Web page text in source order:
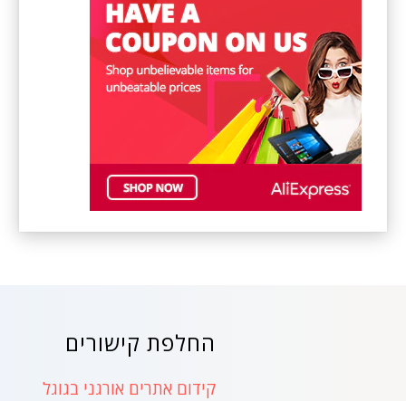
החלפת קישורים
קידום אתרים אורגני בגוגל